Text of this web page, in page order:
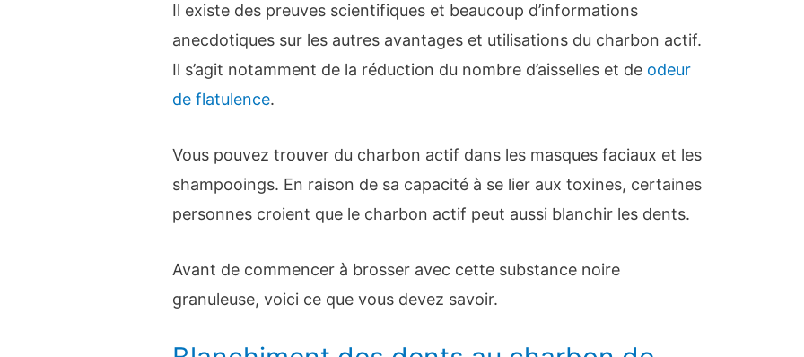
Il existe des preuves scientifiques et beaucoup d’informations
anecdotiques sur les autres avantages et utilisations du charbon actif.
Il s’agit notamment de la réduction du nombre d’aisselles et de odeur
de flatulence.
Vous pouvez trouver du charbon actif dans les masques faciaux et les
shampooings. En raison de sa capacité à se lier aux toxines, certaines
personnes croient que le charbon actif peut aussi blanchir les dents.
Avant de commencer à brosser avec cette substance noire
granuleuse, voici ce que vous devez savoir.